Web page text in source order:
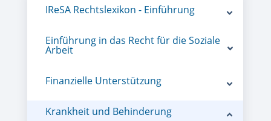
IReSA Rechtslexikon - Einführung
Einführung in das Recht für die Soziale
Arbeit
Finanzielle Unterstützung
Krankheit und Behinderung